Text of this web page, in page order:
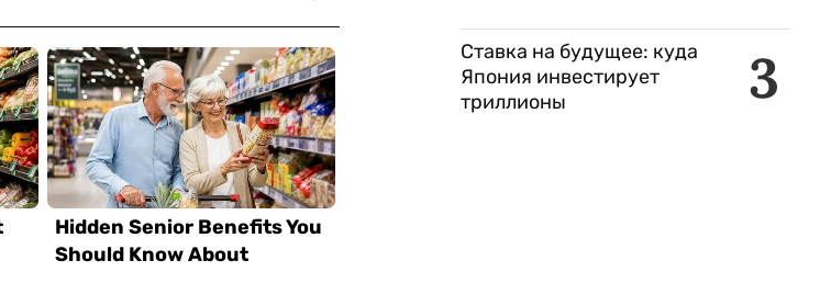
3
Ставка на будущее: куда
Япония инвестирует
триллионы